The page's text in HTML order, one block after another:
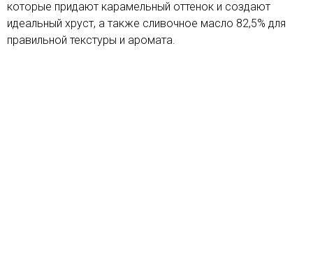
которые придают карамельный оттенок и создают
идеальный хруст, а также сливочное масло 82,5% для
правильной текстуры и аромата.